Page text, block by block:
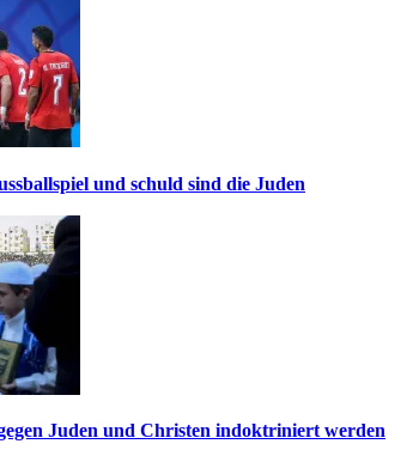
und schuld sind die Juden
Juden und Christen indoktriniert werden